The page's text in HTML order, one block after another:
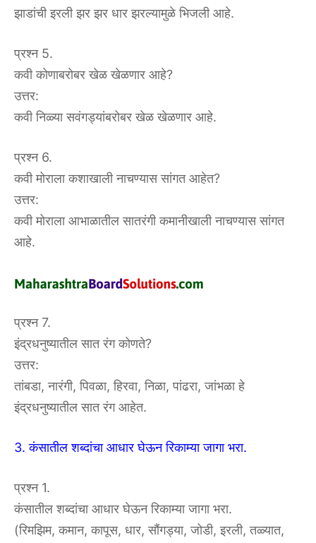
झाडांची इरली झर झर धार झरल्यामुळे भिजली आहे.
प्रश्न 5.
कवी कोणाबरोबर खेळ खेळणार आहे?
उत्तर:
कवी निळ्या सवंगड्यांबरोबर खेळ खेळणार आहे.
प्रश्न 6.
कवी मोराला कशाखाली नाचण्यास सांगत आहेत?
उत्तर:
कवी मोराला आभाळातील सातरंगी कमानीखाली नाचण्यास सांगत
आहे.
प्रश्न 7.
इंद्रधनुष्यातील सात रंग कोणते?
उत्तर:
तांबडा, नारंगी, पिवळा, हिरवा, निळा, पांढरा, जांभळा हे
इंद्रधनुष्यातील सात रंग आहेत.
3. कंसातील शब्दांचा आधार घेऊन रिकाम्या जागा भरा.
प्रश्न 1.
कंसातील शब्दांचा आधार घेऊन रिकाम्या जागा भरा.
(रिमझिम, कमान, कापूस, धार, सौंगड्या, जोडी, इरली, तळ्यात,